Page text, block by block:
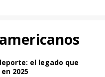
el legado que
2025